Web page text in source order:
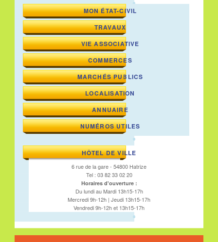
MON ÉTAT-CIVIL
TRAVAUX
VIE ASSOCIATIVE
COMMERCES
MARCHÉS PUBLICS
LOCALISATION
ANNUAIRE
NUMÉROS UTILES
HÔTEL DE VILLE
6 rue de la gare - 54800 Hatrize
Tel : 03 82 33 02 20
Horaires d'ouverture :
Du lundi au Mardi 13h15-17h
Mercredi 9h-12h | Jeudi 13h15-17h
Vendredi 9h-12h et 13h15-17h